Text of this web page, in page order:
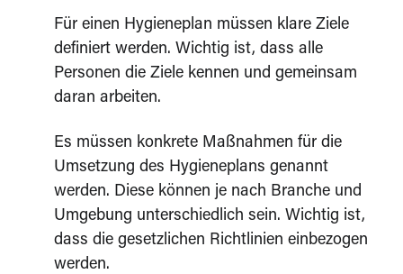
Für einen Hygieneplan müssen klare Ziele
definiert werden. Wichtig ist, dass alle
Personen die Ziele kennen und gemeinsam
daran arbeiten.
Es müssen konkrete Maßnahmen für die
Umsetzung des Hygieneplans genannt
werden. Diese können je nach Branche und
Umgebung unterschiedlich sein. Wichtig ist,
dass die gesetzlichen Richtlinien einbezogen
werden.